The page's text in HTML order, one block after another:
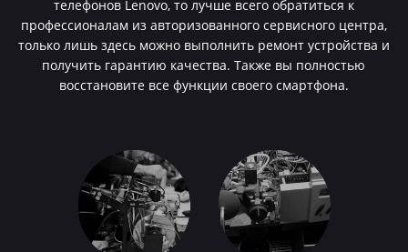
телефонов Lenovo, то лучше всего обратиться к
профессионалам из авторизованного сервисного центра,
только лишь здесь можно выполнить ремонт устройства и
получить гарантию качества. Также вы полностью
восстановите все функции своего смартфона.